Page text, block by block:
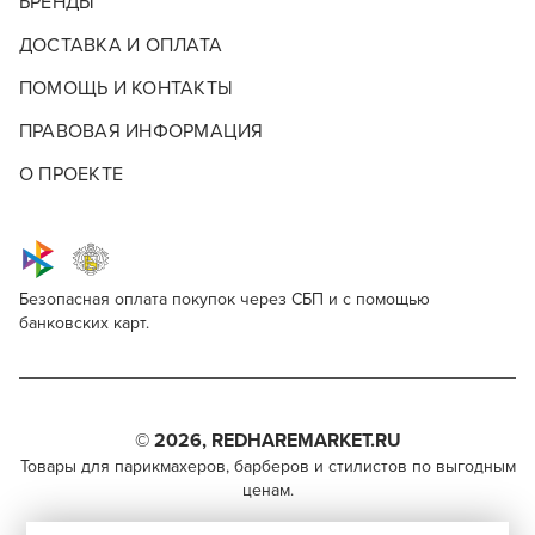
ДОСТАВКА И ОПЛАТА
ПОМОЩЬ И КОНТАКТЫ
ПРАВОВАЯ ИНФОРМАЦИЯ
О ПРОЕКТЕ
Безопасная оплата покупок через СБП и с помощью
банковских карт.
© 2026, REDHAREMARKET.RU
Товары для парикмахеров, барберов и стилистов по выгодным
ценам.
LiHead Блондинка 90/10
ВКОНТАКТЕ
парикмахерам, барберам, колористам и другим
специалистам бьюти-индустрии.